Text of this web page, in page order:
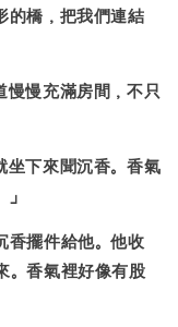
的橋，把我們連結
慢慢充滿房間， 不只
坐下來聞沉香。香氣
香擺件給他。他收
。香氣裡好像有股